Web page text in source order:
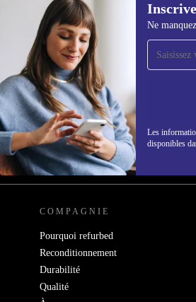
Ne
Les
disponibles
Recevoir offres et
refurbed par mail
Ne manquez plus
REFURBED FRANCE -
COMPAGNIE
Pourquoi refurbed
Reconditionnement
Durabilité
Qualité